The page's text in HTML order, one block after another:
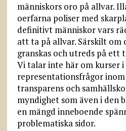
människors oro på allvar.
oerfarna poliser med
definitivt människor vars
att ta på allvar. Särskilt om
granskas och utreds på ett
Vi talar inte här om kurser
representationsfrågor
transparens och
myndighet som även i den
en mängd inneboende
problematiska sidor.